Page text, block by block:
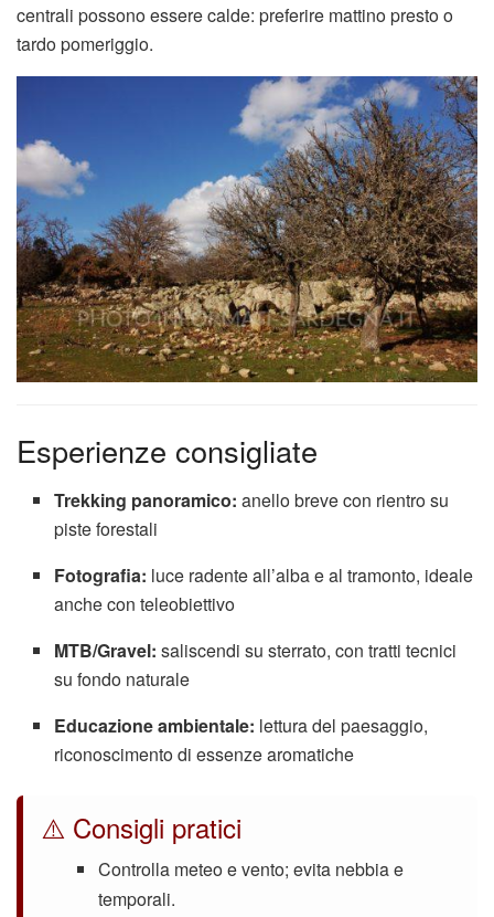
centrali possono essere calde: preferire mattino presto o
tardo pomeriggio.
Esperienze consigliate
Trekking panoramico: anello breve con rientro su
piste forestali
Fotografia: luce radente all’alba e al tramonto, ideale
anche con teleobiettivo
MTB/Gravel: saliscendi su sterrato, con tratti tecnici
su fondo naturale
Educazione ambientale: lettura del paesaggio,
riconoscimento di essenze aromatiche
⚠️ Consigli pratici
Controlla meteo e vento; evita nebbia e
temporali.